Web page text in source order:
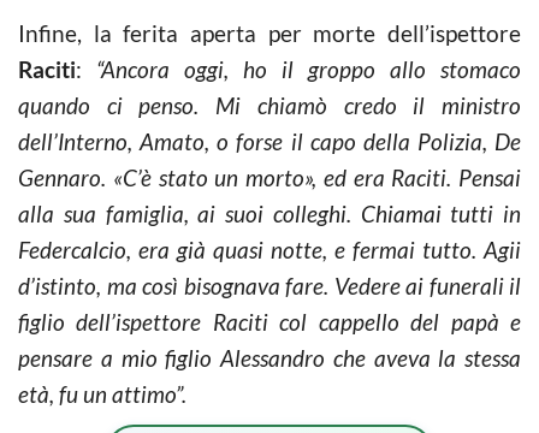
Infine, la ferita aperta per morte dell’ispettore
Raciti: “Ancora oggi, ho il groppo allo stomaco
quando ci penso. Mi chiamò credo il ministro
dell’Interno, Amato, o forse il capo della Polizia, De
Gennaro. «C’è stato un morto», ed era Raciti. Pensai
alla sua famiglia, ai suoi colleghi. Chiamai tutti in
Federcalcio, era già quasi notte, e fermai tutto. Agii
d’istinto, ma così bisognava fare. Vedere ai funerali il
figlio dell’ispettore Raciti col cappello del papà e
pensare a mio figlio Alessandro che aveva la stessa
età, fu un attimo”.